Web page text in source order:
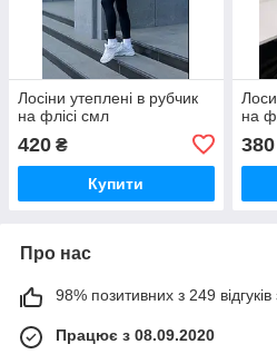
Лосіни утеплені в рубчик
на флісі смл
420 ₴
Купити
на
380
Про нас
98% позитивних з 249 відгуків
Працює з 08.09.2020